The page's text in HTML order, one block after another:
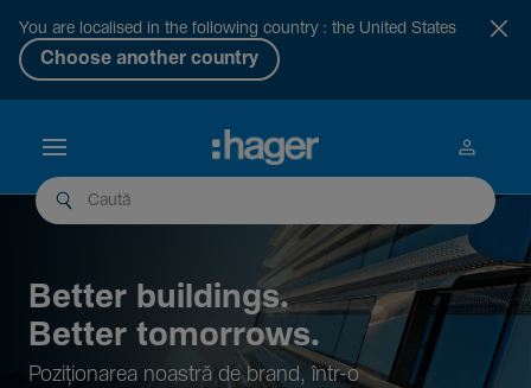
You are localised in the following country : the United States
Choose another country
Better buil­dings.
Better tomor­rows.
Pozi­țio­narea noastră de brand, într-o